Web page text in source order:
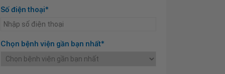
Số điện thoại*
Chọn bệnh viện gần bạn nhất*